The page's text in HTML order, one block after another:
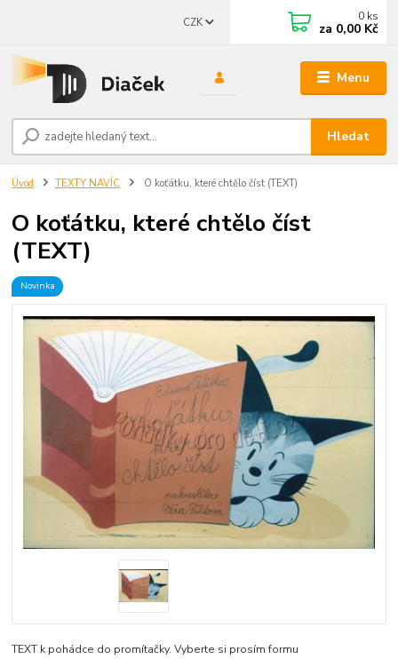
Menu
CZK
Hledat
0 ks
za 0,00 Kč
Úvod TEXTY NAVÍC O koťátku, které chtělo číst (TEXT)
O koťátku, které chtělo číst
(TEXT)
Novinka
TEXT k pohádce do promítačky. Vyberte si prosím formu